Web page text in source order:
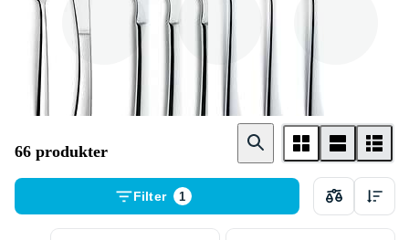
Bestickset Kniv
66 produkter
Filter 1